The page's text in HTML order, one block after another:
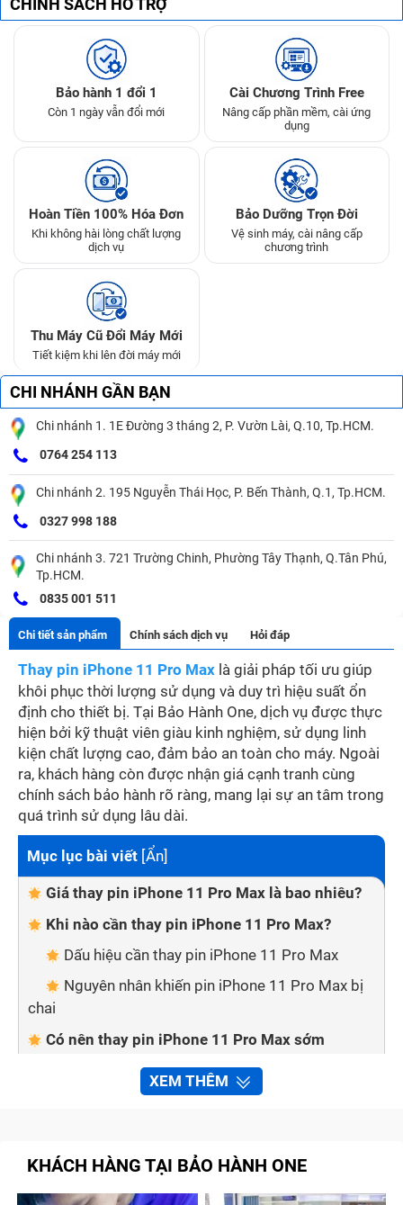
CHÍNH SÁCH HỖ TRỢ
Bảo hành 1 đổi 1
Còn 1 ngày vẫn đổi mới
Cài Chương Trình Free
Nâng cấp phần mềm, cài ứng
dụng
Hoàn Tiền 100% Hóa Đơn
Khi không hài lòng chất lượng
dịch vụ
Bảo Dưỡng Trọn Đời
Vệ sinh máy, cài nâng cấp
chương trình
Thu Máy Cũ Đổi Máy Mới
Tiết kiệm khi lên đời máy mới
CHI NHÁNH GẦN BẠN
Chi nhánh 1. 1E Đường 3 tháng 2, P. Vườn Lài, Q.10, Tp.HCM.
0764 254 113
Chi nhánh 2. 195 Nguyễn Thái Học, P. Bến Thành, Q.1, Tp.HCM.
0327 998 188
Chi nhánh 3. 721 Trường Chinh, Phường Tây Thạnh, Q.Tân Phú,
Tp.HCM.
0835 001 511
Chi tiết sản phẩm Chính sách dịch vụ Hỏi đáp
Thay pin iPhone 11 Pro Max là giải pháp tối ưu giúp
khôi phục thời lượng sử dụng và duy trì hiệu suất ổn
định cho thiết bị. Tại Bảo Hành One, dịch vụ được thực
hiện bởi kỹ thuật viên giàu kinh nghiệm, sử dụng linh
kiện chất lượng cao, đảm bảo an toàn cho máy. Ngoài
ra, khách hàng còn được nhận giá cạnh tranh cùng
chính sách bảo hành rõ ràng, mang lại sự an tâm trong
quá trình sử dụng lâu dài.
Mục lục bài viết [Ẩn]
Giá thay pin iPhone 11 Pro Max là bao nhiêu?
Khi nào cần thay pin iPhone 11 Pro Max?
Dấu hiệu cần thay pin iPhone 11 Pro Max
Nguyên nhân khiến pin iPhone 11 Pro Max bị
chai
Có nên thay pin iPhone 11 Pro Max sớm
Lợi ích của việc thay pin iPhone 11 Pro Max
Nên chọn loại pin nào để thay cho iPhone 11
Pro Max?
XEM THÊM
KHÁCH HÀNG TẠI BẢO HÀNH ONE